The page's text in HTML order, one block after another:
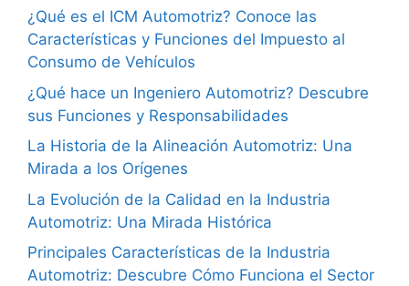
¿Qué es el ICM Automotriz? Conoce las
Características y Funciones del Impuesto al
Consumo de Vehículos
¿Qué hace un Ingeniero Automotriz? Descubre
sus Funciones y Responsabilidades
La Historia de la Alineación Automotriz: Una
Mirada a los Orígenes
La Evolución de la Calidad en la Industria
Automotriz: Una Mirada Histórica
Principales Características de la Industria
Automotriz: Descubre Cómo Funciona el Sector